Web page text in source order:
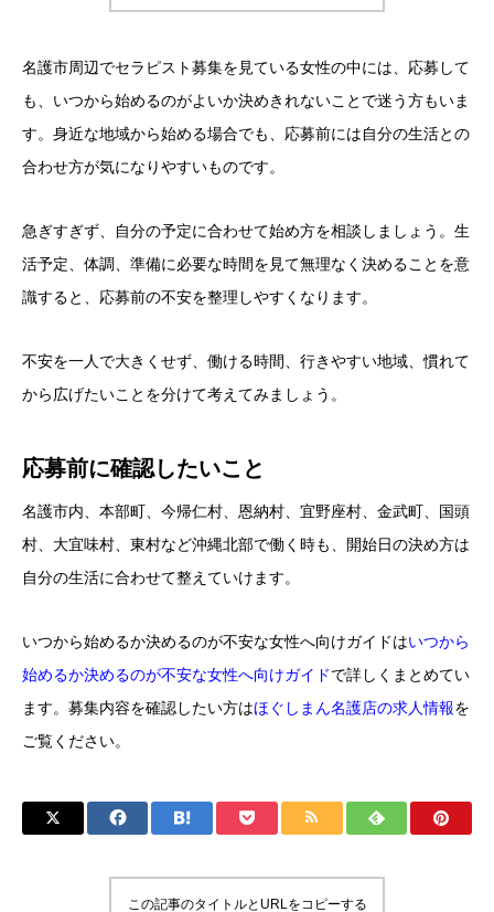
名護市周辺でセラピスト募集を見ている女性の中には、応募して
も、いつから始めるのがよいか決めきれないことで迷う方もいま
す。身近な地域から始める場合でも、応募前には自分の生活との
合わせ方が気になりやすいものです。
急ぎすぎず、自分の予定に合わせて始め方を相談しましょう。生
活予定、体調、準備に必要な時間を見て無理なく決めることを意
識すると、応募前の不安を整理しやすくなります。
不安を一人で大きくせず、働ける時間、行きやすい地域、慣れて
から広げたいことを分けて考えてみましょう。
応募前に確認したいこと
名護市内、本部町、今帰仁村、恩納村、宜野座村、金武町、国頭
村、大宜味村、東村など沖縄北部で働く時も、開始日の決め方は
自分の生活に合わせて整えていけます。
いつから始めるか決めるのが不安な女性へ向けガイドはいつから
始めるか決めるのが不安な女性へ向けガイドで詳しくまとめてい
ます。募集内容を確認したい方はほぐしまん名護店の求人情報を
ご覧ください。
この記事のタイトルとURLをコピーする